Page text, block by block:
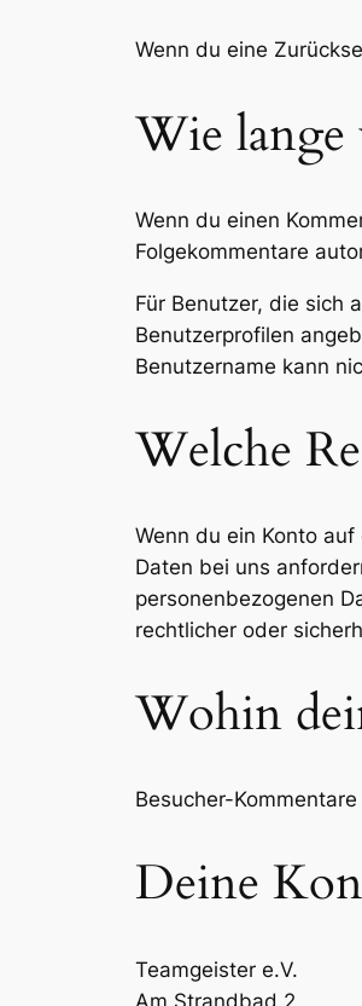
Wenn du eine
Wie lange
Wenn du einen
Folgekommentare
Für Benutzer, die sich
Benutzerprofilen
Benutzername kann
Welche
Wenn du ein Konto
Daten bei uns
personenbezogenen
rechtlicher oder
Wohin
Besucher-
Deine
Teamgeister e.V.
Am Strandbad 2